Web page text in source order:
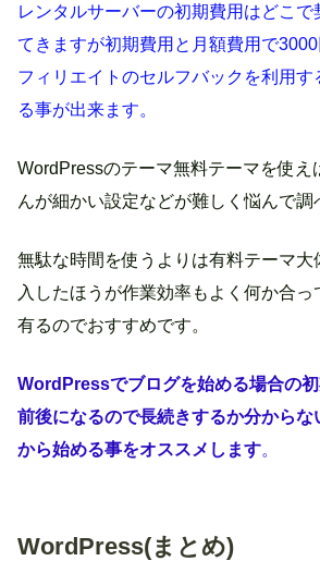
レンタルサーバーの初期費用はどこで
てきますが初期費用と月額費用で
フィリエイトのセルフバックを利用す
る事が出来ます。
WordPressのテーマ無料テーマを使え
んが細かい設定などが難しく悩んで調
無駄な時間を使うよりは有料テーマ
入したほうが作業効率もよく何か合
有るのでおすすめです。
WordPressでブログを始める場合の
前後になるので長続きするか分からな
から始める事をオススメします。
WordPress(まとめ)